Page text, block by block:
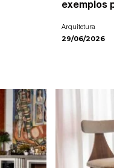
exemplos
Arquitetura
29/06/2026